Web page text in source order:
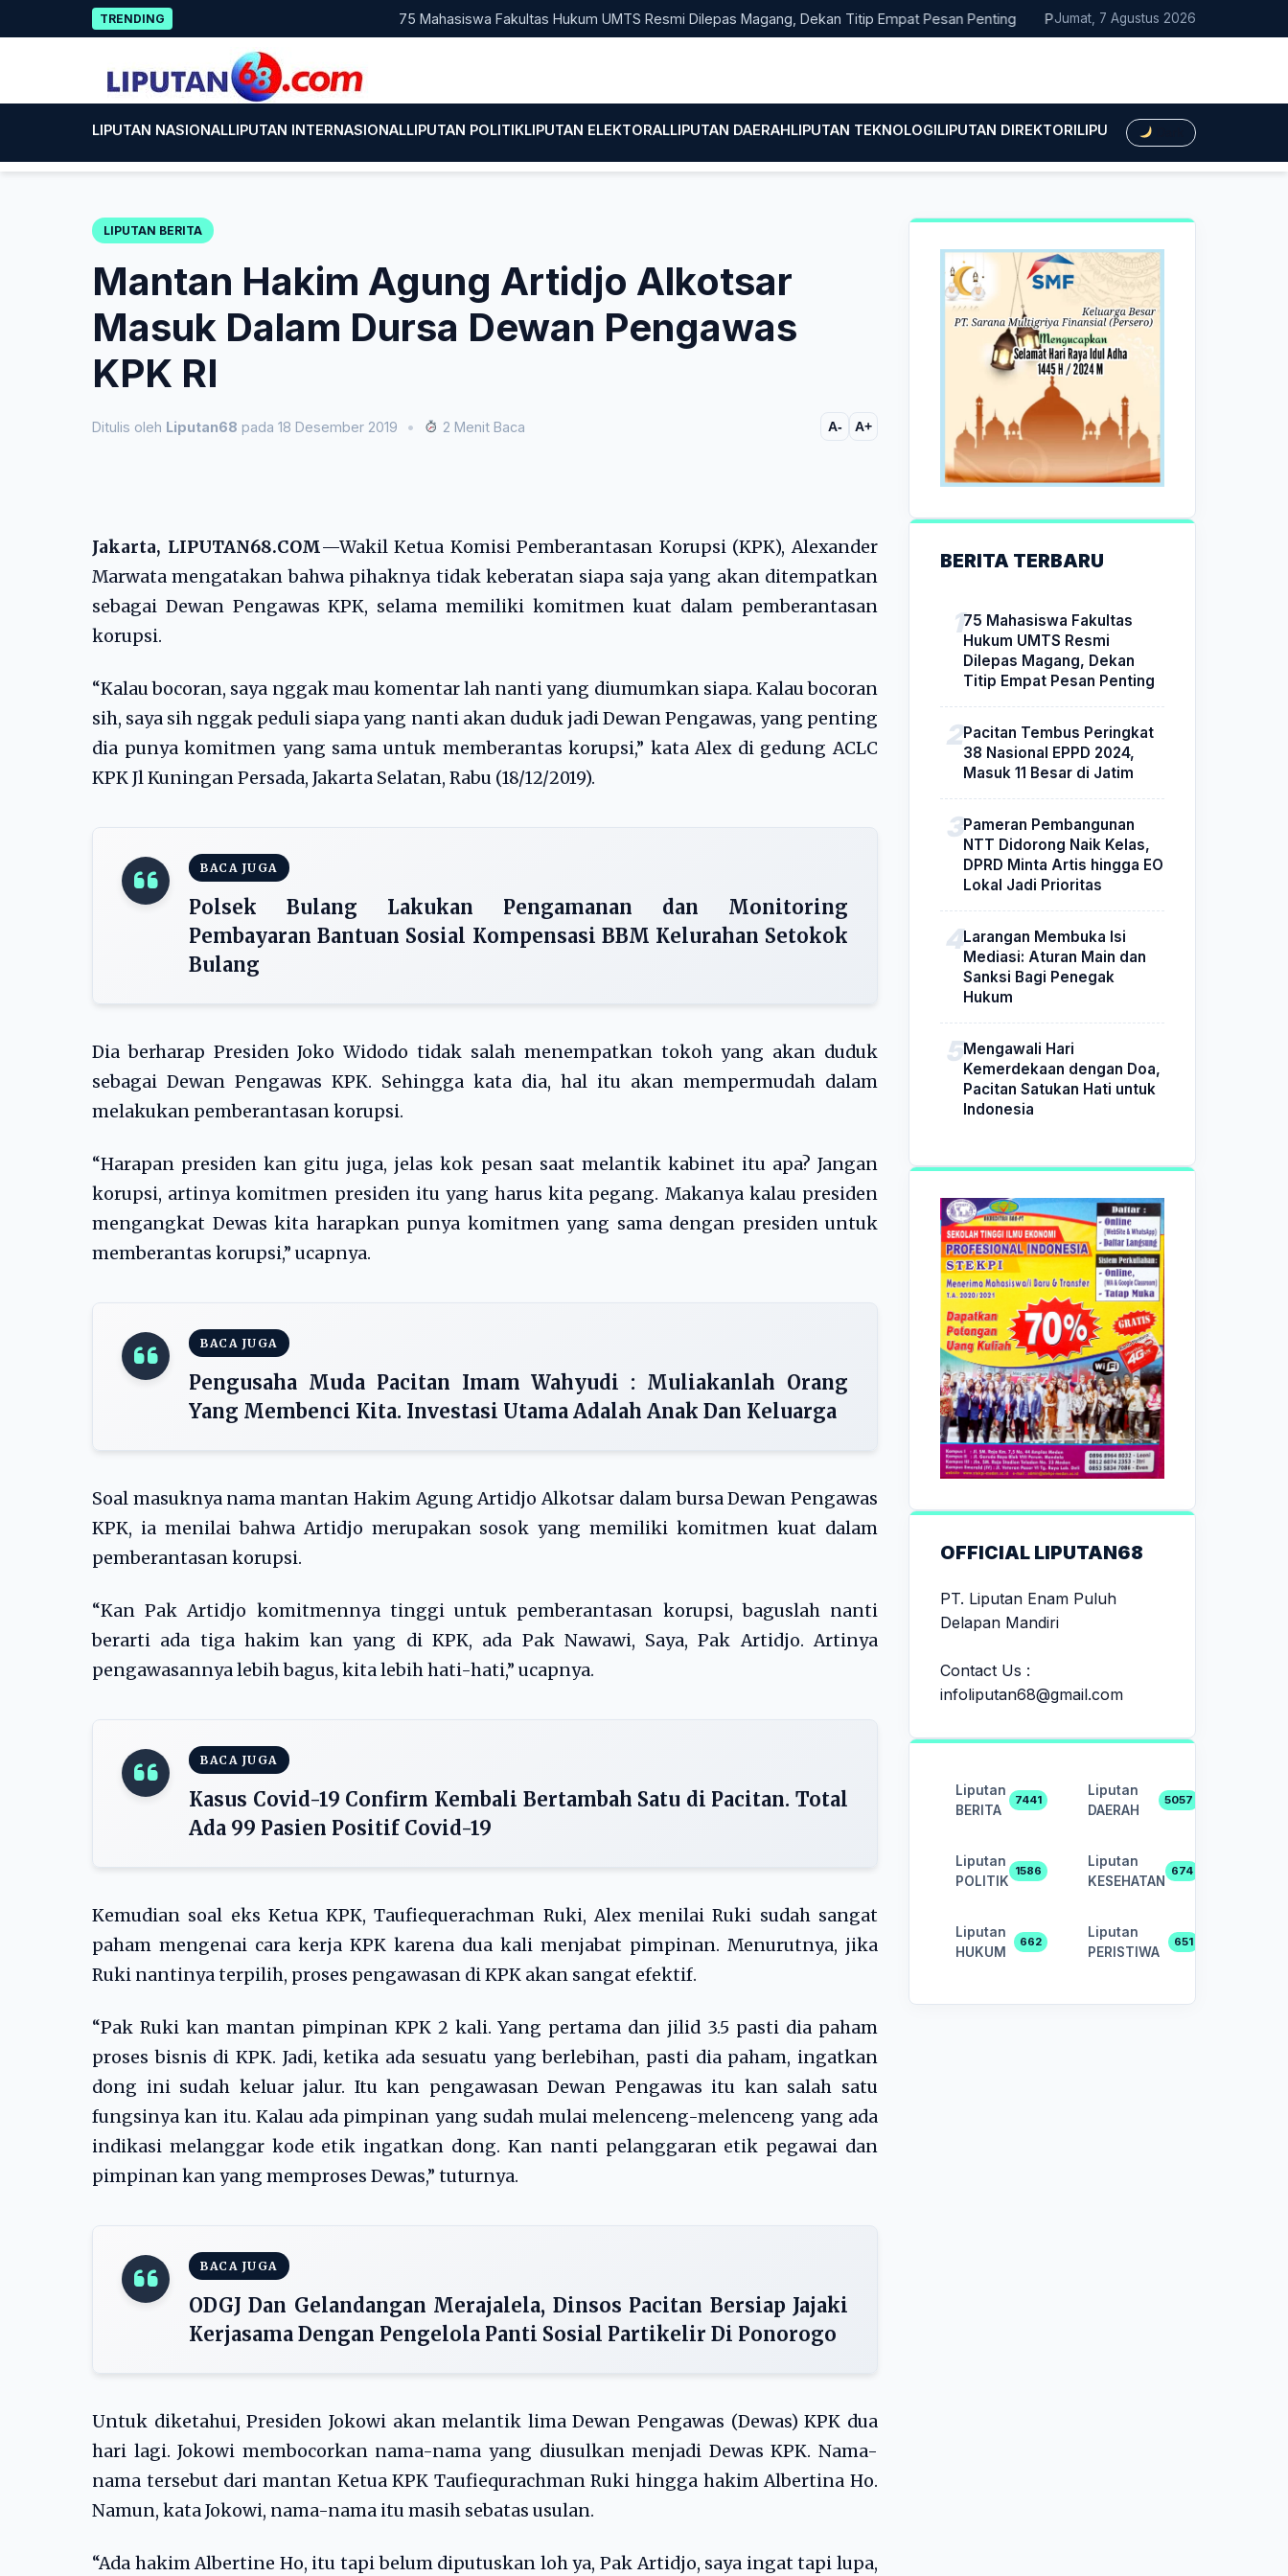
to
TRENDING 75 Mahasiswa Fakultas Hukum UMTS Resmi Dilepas Magang, Dekan Titip Empat Pesan Penting Pacitan Tembus Peringkat 38 Nasional
Jumat, 7 Agustus 2026
LIPUTAN NASIONALLIPUTAN INTERNASIONALLIPUTAN POLITIKLIPUTAN ELEKTORALLIPUTAN DAERAHLIPUTAN TEKNOLOGILIPUTAN DIREKTORILIPUTAN HUKUMLIPUTAN
LIPUTAN BERITA
Mantan Hakim Agung Artidjo Alkotsar
Masuk Dalam Dursa Dewan Pengawas
KPK RI
Ditulis oleh Liputan68 pada 18 Desember 2019 • 2 Menit Baca A- A+
Jakarta, LIPUTAN68.COM—Wakil Ketua Komisi Pemberantasan Korupsi (KPK), Alexander
Marwata mengatakan bahwa pihaknya tidak keberatan siapa saja yang akan ditempatkan
sebagai Dewan Pengawas KPK, selama memiliki komitmen kuat dalam pemberantasan
korupsi.
“Kalau bocoran, saya nggak mau komentar lah nanti yang diumumkan siapa. Kalau bocoran
sih, saya sih nggak peduli siapa yang nanti akan duduk jadi Dewan Pengawas, yang penting
dia punya komitmen yang sama untuk memberantas korupsi,” kata Alex di gedung ACLC
KPK Jl Kuningan Persada, Jakarta Selatan, Rabu (18/12/2019).
BACA JUGA
Polsek Bulang Lakukan Pengamanan dan Monitoring
Pembayaran Bantuan Sosial Kompensasi BBM Kelurahan Setokok
Bulang
Dia berharap Presiden Joko Widodo tidak salah menempatkan tokoh yang akan duduk
sebagai Dewan Pengawas KPK. Sehingga kata dia, hal itu akan mempermudah dalam
melakukan pemberantasan korupsi.
“Harapan presiden kan gitu juga, jelas kok pesan saat melantik kabinet itu apa? Jangan
korupsi, artinya komitmen presiden itu yang harus kita pegang. Makanya kalau presiden
mengangkat Dewas kita harapkan punya komitmen yang sama dengan presiden untuk
memberantas korupsi,” ucapnya.
BACA JUGA
Pengusaha Muda Pacitan Imam Wahyudi : Muliakanlah Orang
Yang Membenci Kita. Investasi Utama Adalah Anak Dan Keluarga
Soal masuknya nama mantan Hakim Agung Artidjo Alkotsar dalam bursa Dewan Pengawas
KPK, ia menilai bahwa Artidjo merupakan sosok yang memiliki komitmen kuat dalam
pemberantasan korupsi.
“Kan Pak Artidjo komitmennya tinggi untuk pemberantasan korupsi, baguslah nanti
berarti ada tiga hakim kan yang di KPK, ada Pak Nawawi, Saya, Pak Artidjo. Artinya
pengawasannya lebih bagus, kita lebih hati-hati,” ucapnya.
BACA JUGA
Kasus Covid-19 Confirm Kembali Bertambah Satu di Pacitan. Total
Ada 99 Pasien Positif Covid-19
Kemudian soal eks Ketua KPK, Taufiequerachman Ruki, Alex menilai Ruki sudah sangat
paham mengenai cara kerja KPK karena dua kali menjabat pimpinan. Menurutnya, jika
Ruki nantinya terpilih, proses pengawasan di KPK akan sangat efektif.
“Pak Ruki kan mantan pimpinan KPK 2 kali. Yang pertama dan jilid 3.5 pasti dia paham
proses bisnis di KPK. Jadi, ketika ada sesuatu yang berlebihan, pasti dia paham, ingatkan
dong ini sudah keluar jalur. Itu kan pengawasan Dewan Pengawas itu kan salah satu
fungsinya kan itu. Kalau ada pimpinan yang sudah mulai melenceng-melenceng yang ada
indikasi melanggar kode etik ingatkan dong. Kan nanti pelanggaran etik pegawai dan
pimpinan kan yang memproses Dewas,” tuturnya.
BACA JUGA
ODGJ Dan Gelandangan Merajalela, Dinsos Pacitan Bersiap Jajaki
Kerjasama Dengan Pengelola Panti Sosial Partikelir Di Ponorogo
Untuk diketahui, Presiden Jokowi akan melantik lima Dewan Pengawas (Dewas) KPK dua
hari lagi. Jokowi membocorkan nama-nama yang diusulkan menjadi Dewas KPK. Nama-
nama tersebut dari mantan Ketua KPK Taufiequrachman Ruki hingga hakim Albertina Ho.
Namun, kata Jokowi, nama-nama itu masih sebatas usulan.
“Ada hakim Albertine Ho, itu tapi belum diputuskan loh ya, Pak Artidjo, saya ingat tapi lupa,
BERITA TERBARU
75 Mahasiswa Fakultas
Hukum UMTS Resmi
Dilepas Magang, Dekan
Titip Empat Pesan Penting
Pacitan Tembus Peringkat
38 Nasional EPPD 2024,
Masuk 11 Besar di Jatim
Pameran Pembangunan
NTT Didorong Naik Kelas,
DPRD Minta Artis hingga EO
Lokal Jadi Prioritas
Larangan Membuka Isi
Mediasi: Aturan Main dan
Sanksi Bagi Penegak
Hukum
Mengawali Hari
Kemerdekaan dengan Doa,
Pacitan Satukan Hati untuk
Indonesia
OFFICIAL LIPUTAN68
PT. Liputan Enam Puluh
Delapan Mandiri
Contact Us :
infoliputan68@gmail.com
Liputan
BERITA
7441
Liputan
DAERAH
5057
Liputan
POLITIK
1586
Liputan
KESEHATAN
674
Liputan
HUKUM
662
Liputan
PERISTIWA
651